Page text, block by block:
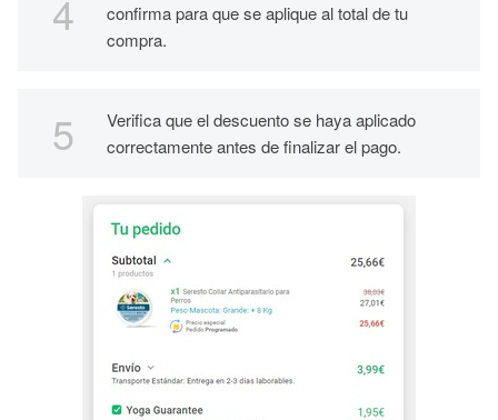
confirma para que se aplique al total de tu
compra.
Verifica que el descuento se haya aplicado
correctamente antes de finalizar el pago.